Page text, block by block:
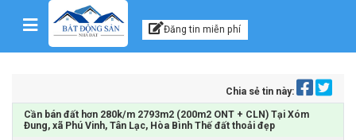
Skip to content Kênh thông tin, tư vấn
Đăng tin miễn phí
Chia sẻ tin này:
Cần bán đất hơn 280k/m 2793m2 (200m2 ONT + CLN) Tại Xóm
Đung, xã Phú Vinh, Tân Lạc, Hòa Bình Thế đất thoải đẹp